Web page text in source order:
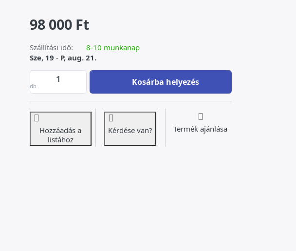
98 000 Ft
Szállítási idő:
8-10 munkanap
Sze, 19 - P, aug. 21.
db
Absztrakt női akt bronz szobor patinával at 98 000 Ft,
Kosárba helyezés
Hozzáadás a
listához
Kérdése van? Termék ajánlása